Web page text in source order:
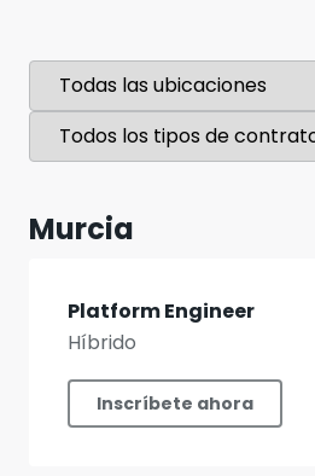
Murcia
Platform Engineer
Híbrido
Inscríbete ahora